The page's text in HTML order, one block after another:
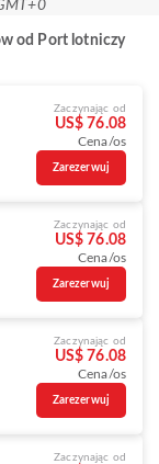
od Port lotniczy
Zaczynając od
US$ 76.08
Cena/os
Zarezerwuj
Zaczynając od
US$ 76.08
Cena/os
Zarezerwuj
Zaczynając od
US$ 76.08
Cena/os
Zarezerwuj
Zaczynając od